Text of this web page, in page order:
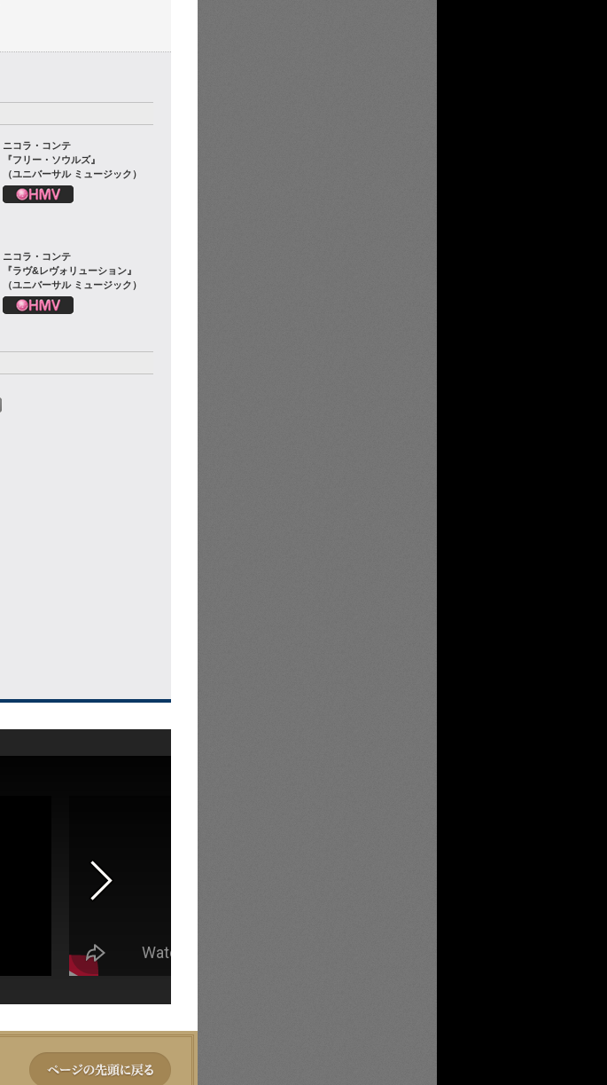
ニコラ・コンテ
『フリー・ソウルズ』
（ユニバーサル ミュージック）
ニコラ・コンテ
『ラヴ&レヴォリューション』
（ユニバーサル ミュージック）